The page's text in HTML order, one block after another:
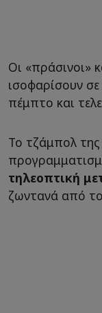
Οι «πράσινοι»
ισοφαρίσουν
πέμπτο και
Το τζάμπολ της
τηλεοπτική
ζωντανά από το